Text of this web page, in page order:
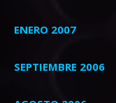
ENERO 2007
SEPTIEMBRE 2006